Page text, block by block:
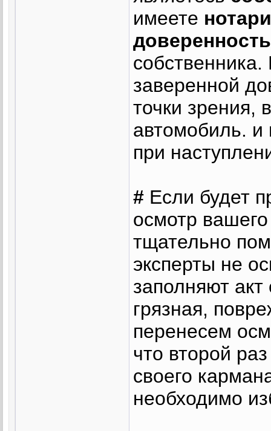
имеете
доверенность
заверенной
точки зрения,
автомобиль. и
при
# Если будет
осмотр
тщательно
эксперты не
заполняют
грязная,
перенесем
что второй
своего
необходимо